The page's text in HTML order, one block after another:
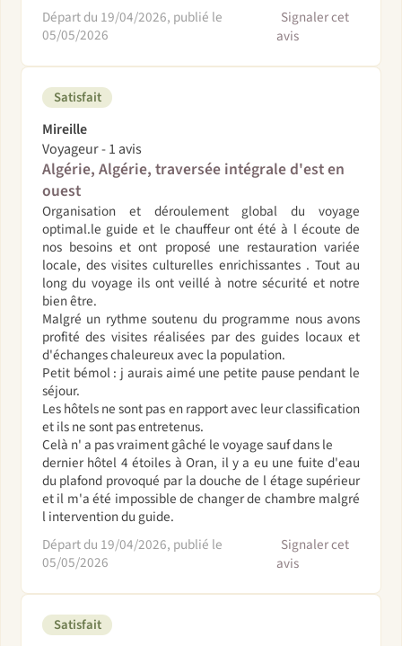
Départ du 19/04/2026, publié le
05/05/2026
Signaler cet
avis
Satisfait
Mireille
Voyageur - 1 avis
Algérie, Algérie, traversée intégrale d'est en
ouest
Organisation et déroulement global du voyage
optimal.le guide et le chauffeur ont été à l écoute de
nos besoins et ont proposé une restauration variée
locale, des visites culturelles enrichissantes . Tout au
long du voyage ils ont veillé à notre sécurité et notre
bien être.
Malgré un rythme soutenu du programme nous avons
profité des visites réalisées par des guides locaux et
d'échanges chaleureux avec la population.
Petit bémol : j aurais aimé une petite pause pendant le
séjour.
Les hôtels ne sont pas en rapport avec leur classification
et ils ne sont pas entretenus.
Celà n' a pas vraiment gâché le voyage sauf dans le
dernier hôtel 4 étoiles à Oran, il y a eu une fuite d'eau
du plafond provoqué par la douche de l étage supérieur
et il m'a été impossible de changer de chambre malgré
l intervention du guide.
Départ du 19/04/2026, publié le
05/05/2026
Signaler cet
avis
Satisfait